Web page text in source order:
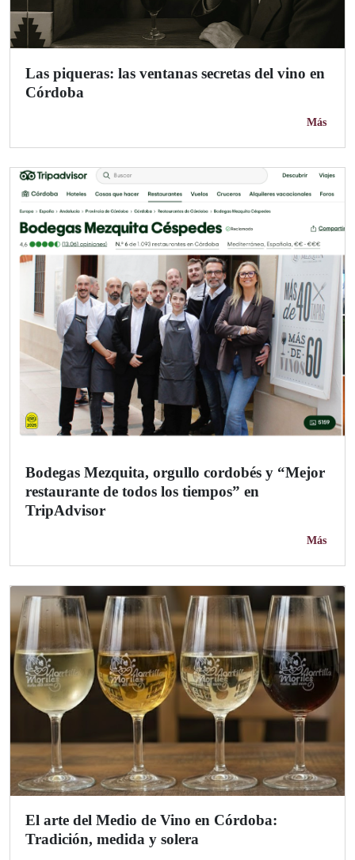
Las piqueras: las ventanas secretas del vino en
Córdoba
Más
Bodegas Mezquita, orgullo cordobés y “Mejor
restaurante de todos los tiempos” en
TripAdvisor
Más
El arte del Medio de Vino en Córdoba:
Tradición, medida y solera